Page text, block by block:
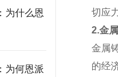
为什么恩
为何恩派
切应
2.金
金属
的经